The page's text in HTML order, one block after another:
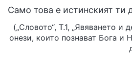
Само това е истинският ти
(„Словото“, Т.1, „Явяването и
онези, които познават Бога и